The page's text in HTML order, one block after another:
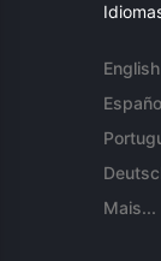
English
Mais...